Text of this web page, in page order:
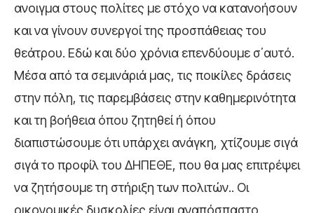
ανοιγμα στους πολίτες με στόχο να κατανοήσουν
και να γίνουν συνεργοί της προσπάθειας του
θεάτρου. Εδώ και δύο χρόνια επενδύουμε σ΄αυτό.
Μέσα από τα σεμινάριά μας, τις ποικίλες δράσεις
στην πόλη, τις παρεμβάσεις στην καθημερινότητα
και τη βοήθεια όπου ζητηθεί ή όπου
διαπιστώσουμε ότι υπάρχει ανάγκη, χτίζουμε σιγά
σιγά το προφίλ του ΔΗΠΕΘΕ, που θα μας επιτρέψει
να ζητήσουμε τη στήριξη των πολιτών.. Οι
οικονομικές δυσκολίες είναι αναπόσπαστο